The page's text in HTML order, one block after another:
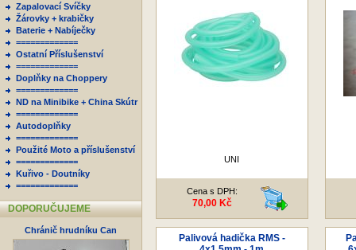
Zapalovací Svíčky
Žárovky + krabičky
Baterie + Nabíječky
=============
Ostatní Příslušenství
=============
Doplňky na Choppery
=============
ND na Minibike + China Skútr
=============
Autodoplňky
=============
Použité Moto a příslušenství
=============
Kuřivo - Doutníky
=============
DOPORUČUJEME
Chránič hrudníku Can
UNI
Cena s DPH:
70,00 Kč
Palivová hadička RMS -